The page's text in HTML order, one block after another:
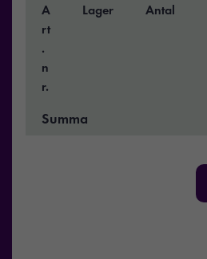
A
rt
.
n
r.
Lager Antal
Summa